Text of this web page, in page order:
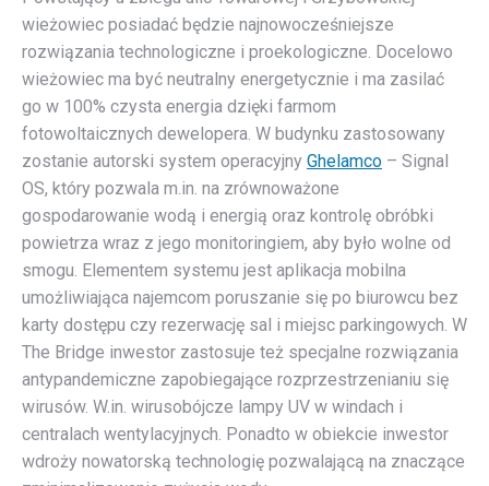
wieżowiec posiadać będzie najnowocześniejsze
rozwiązania technologiczne i proekologiczne. Docelowo
wieżowiec ma być neutralny energetycznie i ma zasilać
go w 100% czysta energia dzięki farmom
fotowoltaicznych dewelopera. W budynku zastosowany
zostanie autorski system operacyjny Ghelamco – Signal
OS, który pozwala m.in. na zrównoważone
gospodarowanie wodą i energią oraz kontrolę obróbki
powietrza wraz z jego monitoringiem, aby było wolne od
smogu. Elementem systemu jest aplikacja mobilna
umożliwiająca najemcom poruszanie się po biurowcu bez
karty dostępu czy rezerwację sal i miejsc parkingowych. W
The Bridge inwestor zastosuje też specjalne rozwiązania
antypandemiczne zapobiegające rozprzestrzenianiu się
wirusów. W.in. wirusobójcze lampy UV w windach i
centralach wentylacyjnych. Ponadto w obiekcie inwestor
wdroży nowatorską technologię pozwalającą na znaczące